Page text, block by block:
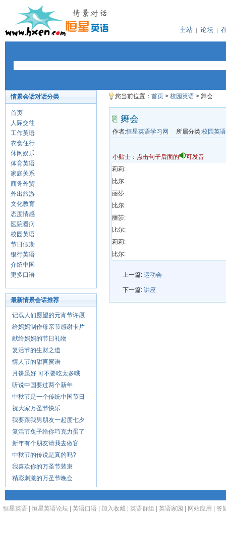
主站 论坛
情景会话对话分类
首页
人际交往
工作英语
衣食住行
休闲娱乐
体育英语
家庭关系
商务外贸
外出旅游
文化教育
态度情感
医院看病
校园英语
节日假期
银行英语
介绍中国
更多口语
最新情景会话推荐
记载人们愿望的元宵节许愿
给妈妈制作母亲节感谢卡片
献给妈妈的节日礼物
复活节的生财之道
情人节的甜言蜜语
月饼虽好 可不要吃太多哦
听说中国要过两个新年
中秋节是一个传统中国节日
祝大家万圣节快乐
我要跟我男朋友一起度七夕
复活节兔子给你巧克力蛋了
新年有个朋友请我去做客
中秋节的传说是真的吗?
我喜欢你的万圣节装束
精彩刺激的万圣节晚会
您当前位置： 首页 > 校园英语 > 舞会
舞会
作者:恒星英语学习网 所属分类:校园英语
小贴士：点击句子后面的
可发音
莉莉:
比尔:
丽莎:
比尔:
丽莎:
比尔:
莉莉:
比尔:
上一篇: 运动会
下一篇: 讲座
恒星英语 恒星英语论坛 英语口语 加入收藏 英语群组 英语家园 网站应用 答